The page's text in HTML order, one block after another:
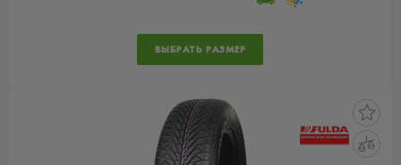
ВЫБРАТЬ РАЗМЕР